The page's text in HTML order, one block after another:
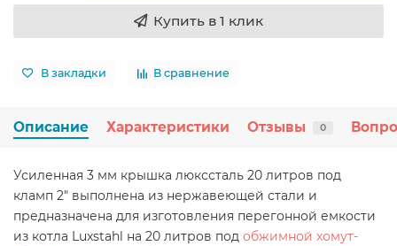
Купить в 1 клик
В закладки В сравнение
Описание Характеристики Отзывы 0
Усиленная 3 мм крышка люкссталь 20 литров под
кламп 2" выполнена из нержавеющей стали и
предназначена для изготовления перегонной емкости
из котла Luxstahl на 20 литров под обжимной хомут-